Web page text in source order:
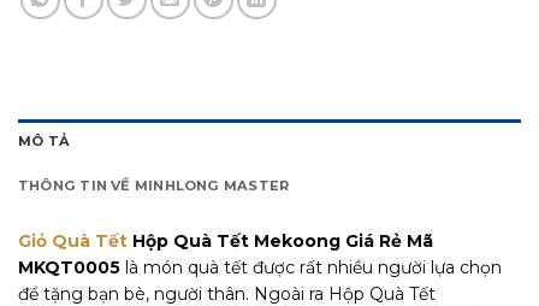
MÔ TẢ
THÔNG TIN VỀ MINHLONG MASTER
Giỏ Quà Tết Hộp Quà Tết Mekoong Giá Rẻ Mã
MKQT0005 là món quà tết được rất nhiều người lựa chọn
để tặng bạn bè, người thân. Ngoài ra Hộp Quà Tết